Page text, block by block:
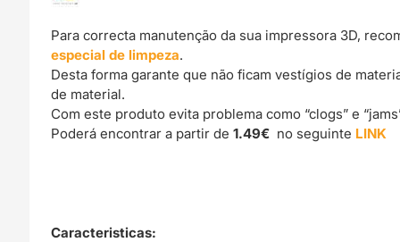
Para correcta manutenção da sua impressora 3D,
especial de limpeza.
Desta forma garante que não ficam vestígios de
de material.
Com este produto evita problema como “clogs” e
Poderá encontrar a partir de1.49€ no seguinte LINK
Caracteristicas: